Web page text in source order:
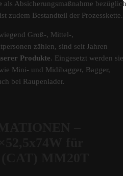
als Absicherungsmaßnahme bezüglich
zudem Bestandteil der Prozesskette.
Groß-, Mittel-,
zählen, sind seit Jahren
Produkte. Eingesetzt werden sie
Mini- und Midibagger, Bagger,
bei Raupenlader.